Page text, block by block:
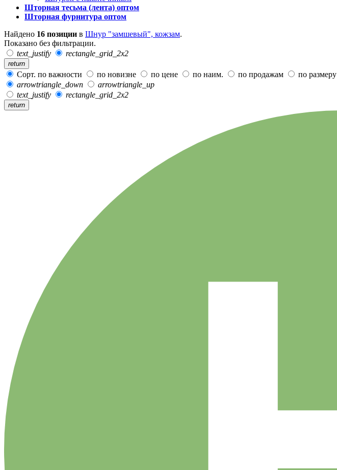
Шторная тесьма (лента) оптом
Шторная фурнитура оптом
Найдено 16 позиции в Шнур "замшевый", кожзам.
Показано без фильтрации.
text_justify
rectangle_grid_2x2
return
Сорт. по важности по новизне по цене по наим. по продажам
по размеру
arrowtriangle_down
arrowtriangle_up
text_justify
rectangle_grid_2x2
return